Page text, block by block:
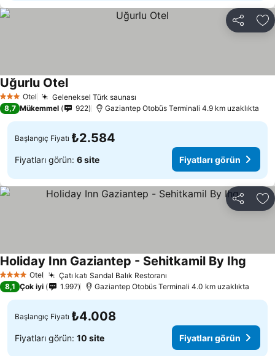
Paylaş
3 YıldızOtel Geleneksel Türk saunası
Uğurlu OtelFiyatları görün
8,7 Mükemmel 922 Gaziantep Otobüs Terminali 4.9 km uzaklıkta
Başlangıç Fiyatı ₺2.584
Fiyatları görün: 6 site Fiyatları görün
Paylaş
4 Yıldız Otel Çatı katı Sandal Balık Restoranı
Holiday Inn Gaziantep - Sehitkamil By Ihg
8,1 Çok iyi 1.997 Gaziantep Otobüs Terminali 4.0 km uzaklıkta
Başlangıç Fiyatı ₺4.008
Fiyatları görün: 10 site Fiyatları görün